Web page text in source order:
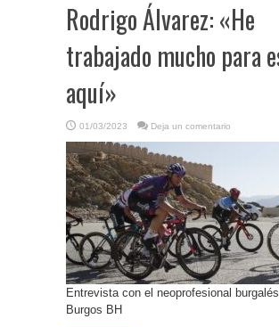
Rodrigo Álvarez: «He
trabajado mucho para
aquí»
01/03/2023 Deja un comentario
Entrevista con el neoprofesional burgalés
Burgos BH